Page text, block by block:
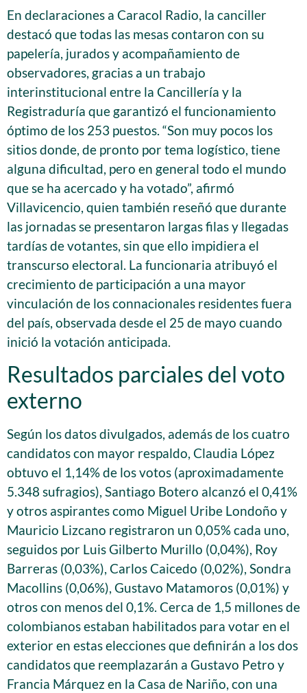
En declaraciones a Caracol Radio, la canciller
destacó que todas las mesas contaron con su
papelería, jurados y acompañamiento de
observadores, gracias a un trabajo
interinstitucional entre la Cancillería y la
Registraduría que garantizó el funcionamiento
óptimo de los 253 puestos. “Son muy pocos los
sitios donde, de pronto por tema logístico, tiene
alguna dificultad, pero en general todo el mundo
que se ha acercado y ha votado”, afirmó
Villavicencio, quien también reseñó que durante
las jornadas se presentaron largas filas y llegadas
tardías de votantes, sin que ello impidiera el
transcurso electoral. La funcionaria atribuyó el
crecimiento de participación a una mayor
vinculación de los connacionales residentes fuera
del país, observada desde el 25 de mayo cuando
inició la votación anticipada.
Resultados parciales del voto
externo
Según los datos divulgados, además de los cuatro
candidatos con mayor respaldo, Claudia López
obtuvo el 1,14% de los votos (aproximadamente
5.348 sufragios), Santiago Botero alcanzó el 0,41%
y otros aspirantes como Miguel Uribe Londoño y
Mauricio Lizcano registraron un 0,05% cada uno,
seguidos por Luis Gilberto Murillo (0,04%), Roy
Barreras (0,03%), Carlos Caicedo (0,02%), Sondra
Macollins (0,06%), Gustavo Matamoros (0,01%) y
otros con menos del 0,1%. Cerca de 1,5 millones de
colombianos estaban habilitados para votar en el
exterior en estas elecciones que definirán a los dos
candidatos que reemplazarán a Gustavo Petro y
Francia Márquez en la Casa de Nariño, con una